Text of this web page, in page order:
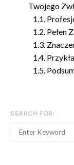
Twojego
Pełen
SEARCH FOR: